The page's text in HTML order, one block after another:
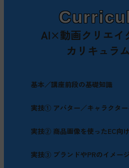
AI×動画クリエイ
カリキュラ
基本／講座前段の基礎知識
動画ニーズの拡大と編集ア
SNS動画のトレンド
苦手）
実技① アバター／キャラクタ
生成AIでキャラクター画像を
動画生成AIを使用して、生
Adobe Expressで素材を構
実技② 商品画像を使ったEC向
生成AIで商品情報を要約し
テロップを作成
実技③ ブランドやPRのイメー